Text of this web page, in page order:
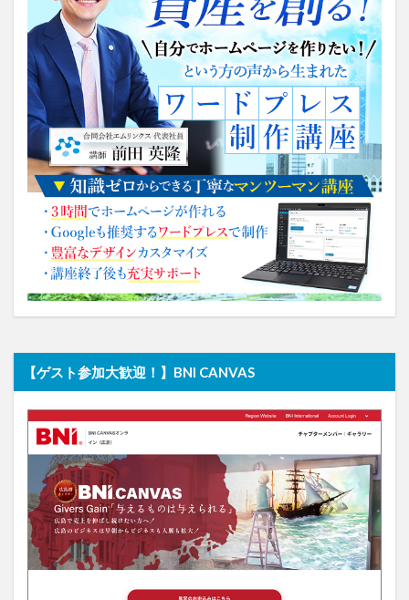
【ゲスト参加大歓迎！】BNI CANVAS